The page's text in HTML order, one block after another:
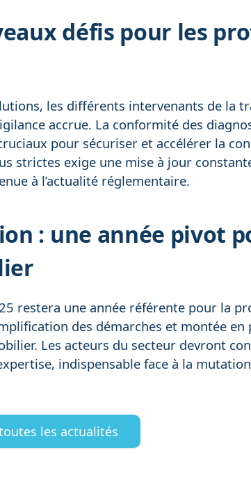
défis pour les
les différents intervenants de la
accrue. La conformité des
pour sécuriser et accélérer la
strictes exige une mise à jour
à l’actualité réglementaire.
: une année pivot
restera une année référente pour la
des démarches et montée en
Les acteurs du secteur devront
indispensable face à la
les actualités